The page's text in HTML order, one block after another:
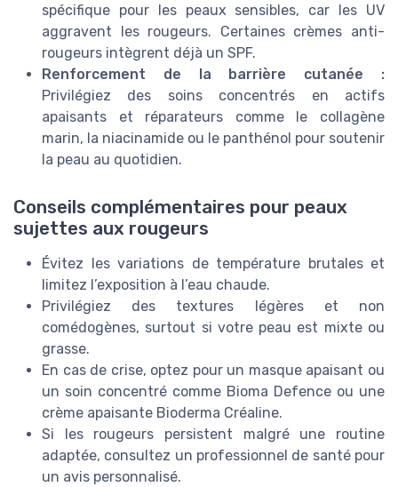
spécifique pour les peaux sensibles, car les UV
aggravent les rougeurs. Certaines crèmes anti-
rougeurs intègrent déjà un SPF.
Renforcement de la barrière cutanée :
Privilégiez des soins concentrés en actifs
apaisants et réparateurs comme le collagène
marin, la niacinamide ou le panthénol pour soutenir
la peau au quotidien.
Conseils complémentaires pour peaux
sujettes aux rougeurs
Évitez les variations de température brutales et
limitez l’exposition à l’eau chaude.
Privilégiez des textures légères et non
comédogènes, surtout si votre peau est mixte ou
grasse.
En cas de crise, optez pour un masque apaisant ou
un soin concentré comme Bioma Defence ou une
crème apaisante Bioderma Créaline.
Si les rougeurs persistent malgré une routine
adaptée, consultez un professionnel de santé pour
un avis personnalisé.